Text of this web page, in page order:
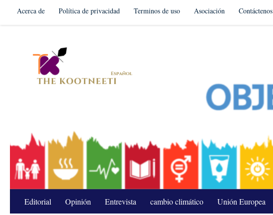
Skip to content
Acerca de Política de privacidad Terminos de uso Asociación Contáctenos
Editorial Opinión Entrevista cambio climático Unión Europea